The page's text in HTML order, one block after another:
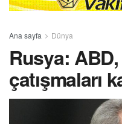
Ana sayfa Dünya
Rusya:
çatışmaları